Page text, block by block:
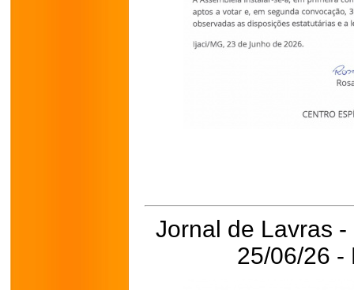
Jornal de Lavras
25/06/26 -